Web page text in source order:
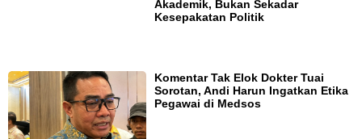
Akademik, Bukan Sekadar
Kesepakatan Politik
Komentar Tak Elok Dokter Tuai
Sorotan, Andi Harun Ingatkan Etika
Pegawai di Medsos